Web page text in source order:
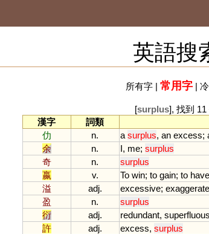
英語搜
所有字| 常用字|
[surplus], 找到 11
漢字
詞類
仂
n. a surplus, an excess;
余
n. I, me; surplus
奇
n.
surplus
嬴
v. To win; to gain; to have
溢
adj. excessive;
盈
n.
surplus
衍
adj. redundant, superfluous
許
adj. excess, surplus